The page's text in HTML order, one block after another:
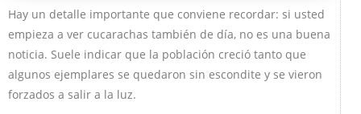
Hay un detalle importante que conviene recordar: si usted
empieza a ver cucarachas también de día, no es una buena
noticia. Suele indicar que la población creció tanto que
algunos ejemplares se quedaron sin escondite y se vieron
forzados a salir a la luz.